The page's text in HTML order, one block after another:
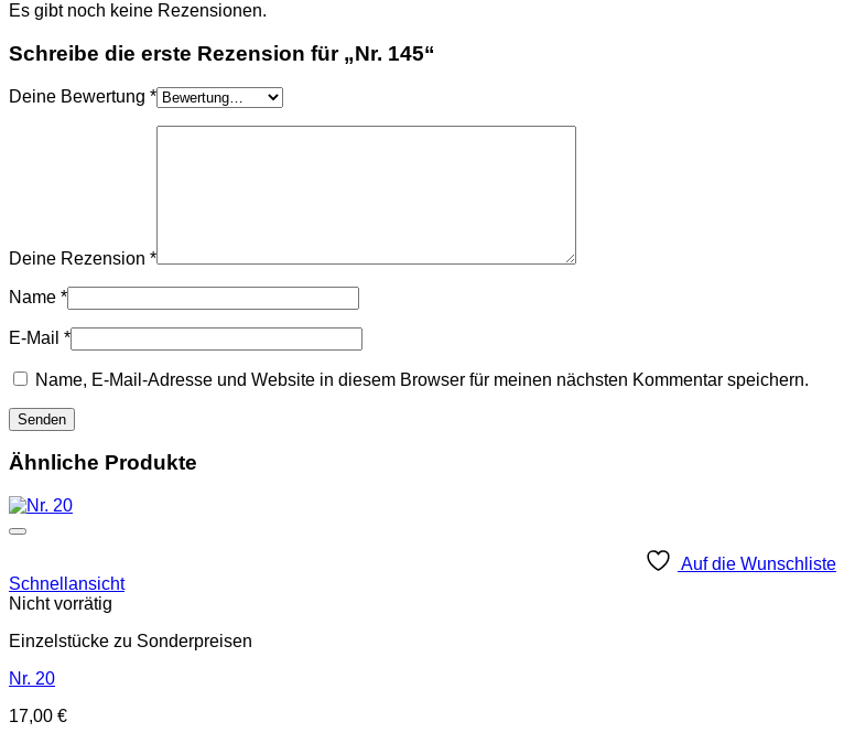
Es gibt noch keine Rezensionen.
Schreibe die erste Rezension für „Nr. 145“
Deine Bewertung *
Deine Rezension *
Name *
E-Mail *
Name, E-Mail-Adresse und Website in diesem Browser für meinen nächsten Kommentar speichern.
Ähnliche Produkte
Auf die Wunschliste
Schnellansicht
Nicht vorrätig
Einzelstücke zu Sonderpreisen
Nr. 20
17,00 €